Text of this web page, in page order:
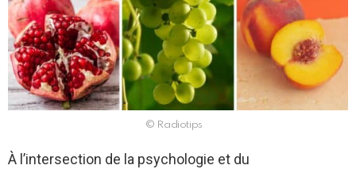
© Radiotips
À l’intersection de la psychologie et du